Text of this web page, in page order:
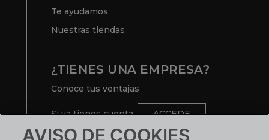
Te ayudamos
Nuestras tiendas
¿TIENES UNA EMPRESA?
Conoce tus ventajas
Si ya tienes cuenta: ACCEDE
AVISO DE COOKIES